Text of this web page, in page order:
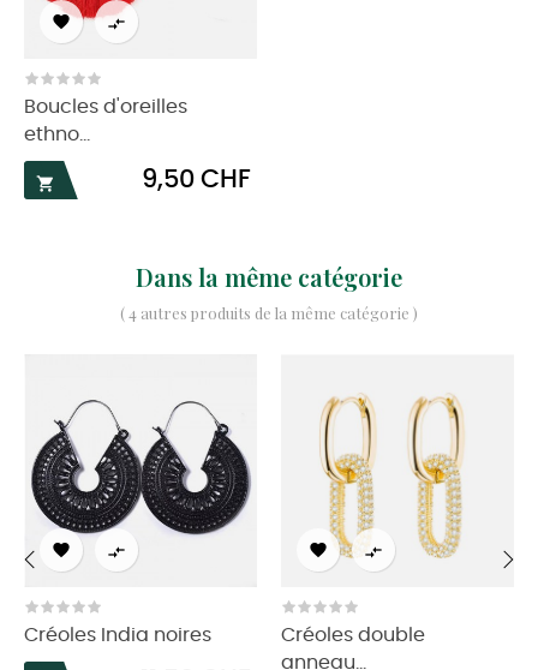
 
Boucles d'oreilles
ethno...

Prix
9,50 CHF
Dans la même catégorie
( 4 autres produits de la même catégorie )
 
Créoles India noires
 
Créoles double
anneau...
‹